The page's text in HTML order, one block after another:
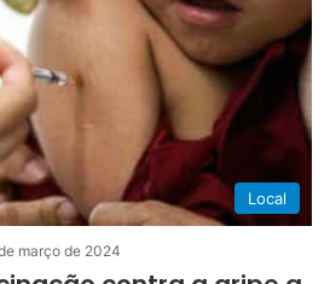
Local
março de 2024